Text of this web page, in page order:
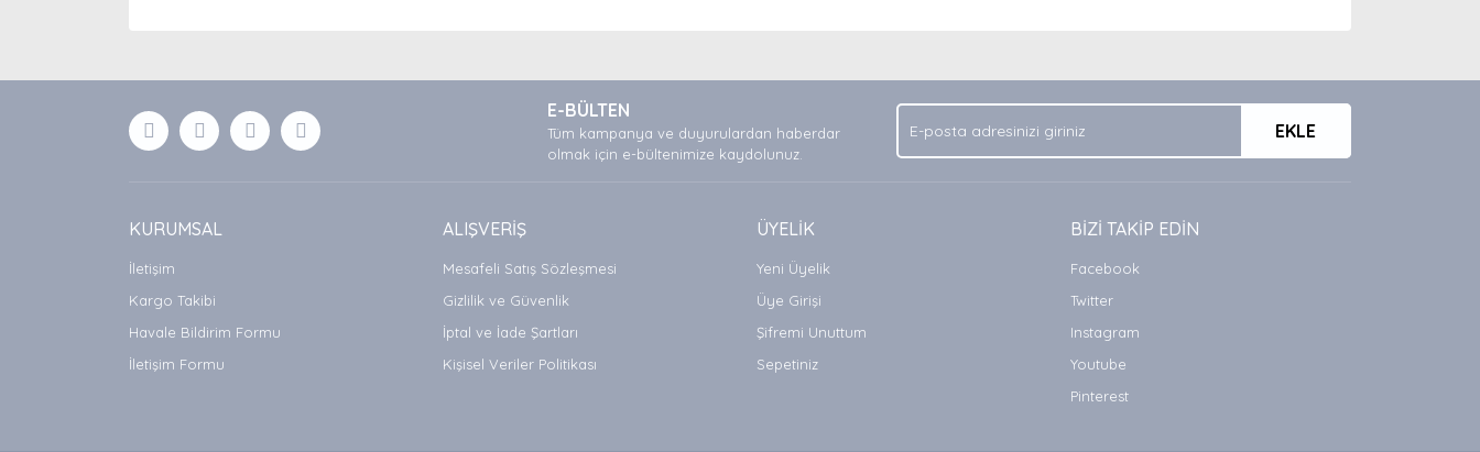
Ürün açıklamasında eksik bilgiler bulunuyor.
Bu ürüne benzer farklı alternatifler olmalı.
Gönder
E-BÜLTEN
Tüm kampanya ve duyurulardan haberdar
olmak için e-bültenimize kaydolunuz.
EKLE
KURUMSAL
İletişim
Kargo Takibi
Havale Bildirim Formu
İletişim Formu
ALIŞVERİŞ
Mesafeli Satış Sözleşmesi
Gizlilik ve Güvenlik
İptal ve İade Şartları
Kişisel Veriler Politikası
ÜYELİK
Yeni Üyelik
Üye Girişi
Şifremi Unuttum
Sepetiniz
BİZİ TAKİP EDİN
Facebook
Twitter
Instagram
Youtube
Pinterest